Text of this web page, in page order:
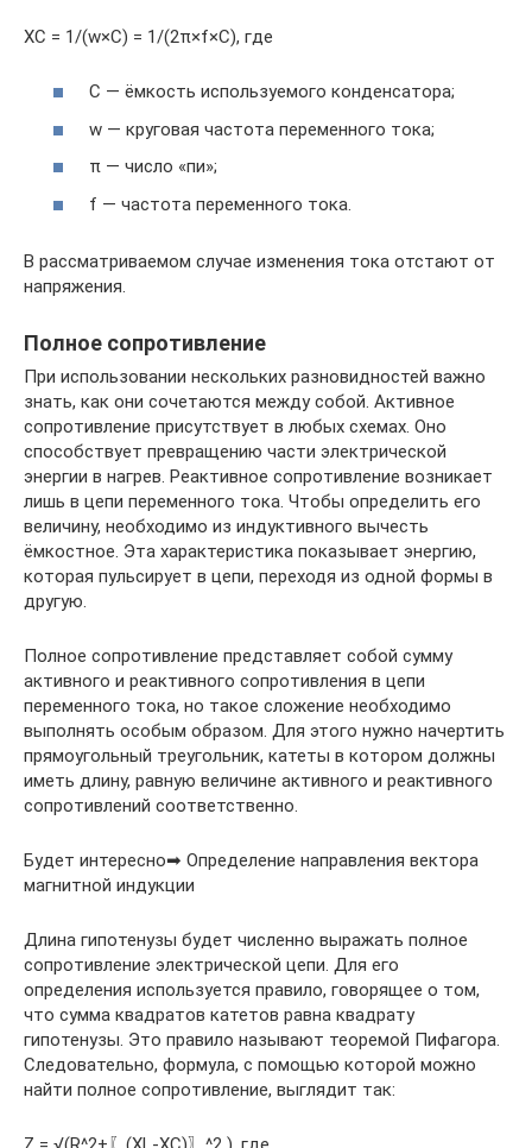
XС = 1/(w×C) = 1/(2π×f×C), где
C — ёмкость используемого конденсатора;
w — круговая частота переменного тока;
π — число «пи»;
f — частота переменного тока.
В рассматриваемом случае изменения тока отстают от
напряжения.
Полное сопротивление
При использовании нескольких разновидностей важно
знать, как они сочетаются между собой. Активное
сопротивление присутствует в любых схемах. Оно
способствует превращению части электрической
энергии в нагрев. Реактивное сопротивление возникает
лишь в цепи переменного тока. Чтобы определить его
величину, необходимо из индуктивного вычесть
ёмкостное. Эта характеристика показывает энергию,
которая пульсирует в цепи, переходя из одной формы в
другую.
Полное сопротивление представляет собой сумму
активного и реактивного сопротивления в цепи
переменного тока, но такое сложение необходимо
выполнять особым образом. Для этого нужно начертить
прямоугольный треугольник, катеты в котором должны
иметь длину, равную величине активного и реактивного
сопротивлений соответственно.
Будет интересно➡ Определение направления вектора
магнитной индукции
Длина гипотенузы будет численно выражать полное
сопротивление электрической цепи. Для его
определения используется правило, говорящее о том,
что сумма квадратов катетов равна квадрату
гипотенузы. Это правило называют теоремой Пифагора.
Следовательно, формула, с помощью которой можно
найти полное сопротивление, выглядит так: